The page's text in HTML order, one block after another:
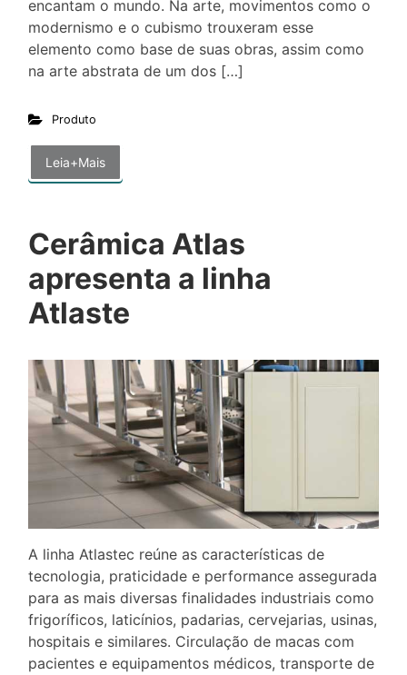
encantam o mundo. Na arte, movimentos como o
modernismo e o cubismo trouxeram esse
elemento como base de suas obras, assim como
na arte abstrata de um dos […]
Produto
Leia+Mais
Cerâmica Atlas
apresenta a linha
Atlaste
A linha Atlastec reúne as características de
tecnologia, praticidade e performance assegurada
para as mais diversas finalidades industriais como
frigoríficos, laticínios, padarias, cervejarias, usinas,
hospitais e similares. Circulação de macas com
pacientes e equipamentos médicos, transporte de